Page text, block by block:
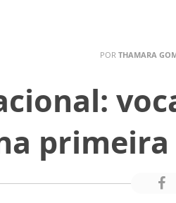
POR THAMARA
primeira